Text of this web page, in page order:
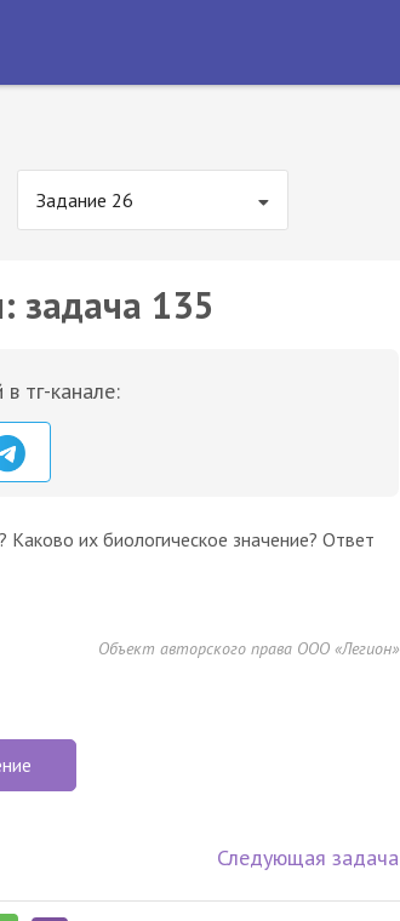
Задание 26
задача 135
тг-канале:
их биологическое значение? Ответ
Объект авторского права ООО «Легион»
Следующая задача